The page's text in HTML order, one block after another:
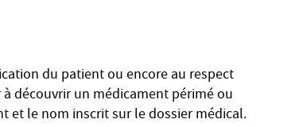
du patient ou encore au respect
découvrir un médicament périmé ou
et le nom inscrit sur le dossier médical.